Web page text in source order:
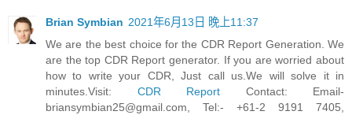
Brian Symbian 2021年6月13日 晚上11:37
We are the best choice for the CDR Report Generation. We
are the top CDR Report generator. If you are worried about
how to write your CDR, Just call us.We will solve it in
minutes.Visit: CDR Report Contact: Email-
briansymbian25@gmail.com , Tel:- +61-2 9191 7405,